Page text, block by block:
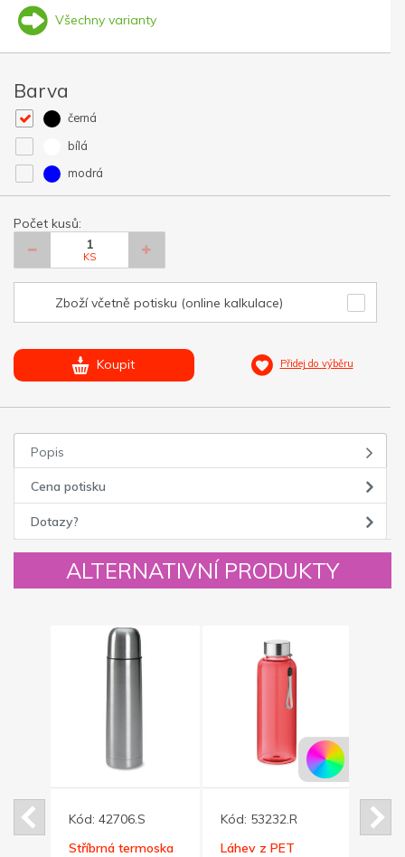
Všechny varianty
Barva
černá
bílá
modrá
Počet kusů:
KS
Zboží včetně potisku (online kalkulace)
Koupit Přidej do výběru
Popis
Cena potisku
Dotazy?
ALTERNATIVNÍ PRODUKTY
Kód: 42706.S
Stříbrná termoska
Kód: 53232.R
Láhev z PET
Kód: